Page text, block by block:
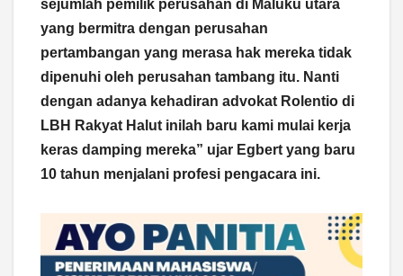
sejumlah pemilik perusahan di Maluku utara
yang bermitra dengan perusahan
pertambangan yang merasa hak mereka tidak
dipenuhi oleh perusahan tambang itu. Nanti
dengan adanya kehadiran advokat Rolentio di
LBH Rakyat Halut inilah baru kami mulai kerja
keras damping mereka” ujar Egbert yang baru
10 tahun menjalani profesi pengacara ini.